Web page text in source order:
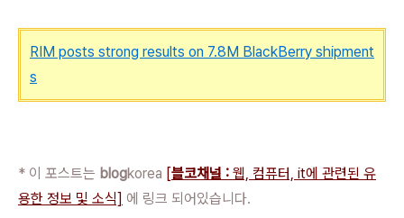
RIM posts strong results on 7.8M BlackBerry shipment
s
* 이 포스트는 blogkorea [블코채널 : 웹, 컴퓨터, it에 관련된 유
용한 정보 및 소식] 에 링크 되어있습니다.